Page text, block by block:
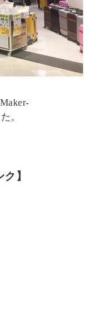
。
】